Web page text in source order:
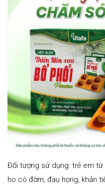
Đối tượng sử dụng: trẻ em từ
ho có đờm, đau họng, khản